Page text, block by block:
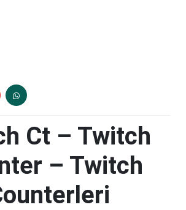
Ct – Twitch
– Twitch